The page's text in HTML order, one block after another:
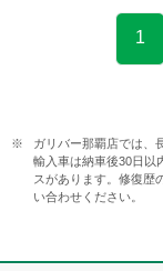
1
ガリバー那覇店では、
輸入車は納車後30日以
スがあります。修復歴
い合わせください。